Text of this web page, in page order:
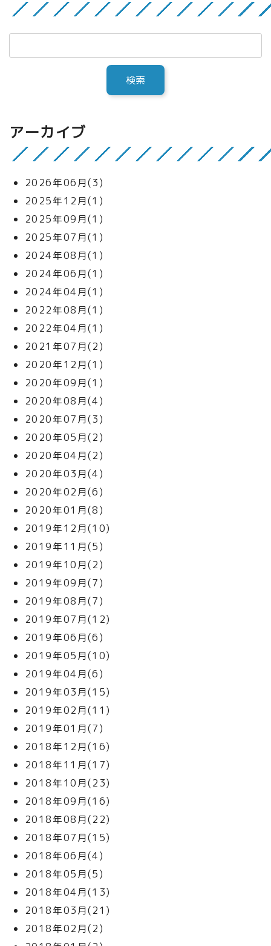
アーカイブ
2026年06月(3)
2025年12月(1)
2025年09月(1)
2025年07月(1)
2024年08月(1)
2024年06月(1)
2024年04月(1)
2022年08月(1)
2022年04月(1)
2021年07月(2)
2020年12月(1)
2020年09月(1)
2020年08月(4)
2020年07月(3)
2020年05月(2)
2020年04月(2)
2020年03月(4)
2020年02月(6)
2020年01月(8)
2019年12月(10)
2019年11月(5)
2019年10月(2)
2019年09月(7)
2019年08月(7)
2019年07月(12)
2019年06月(6)
2019年05月(10)
2019年04月(6)
2019年03月(15)
2019年02月(11)
2019年01月(7)
2018年12月(16)
2018年11月(17)
2018年10月(23)
2018年09月(16)
2018年08月(22)
2018年07月(15)
2018年06月(4)
2018年05月(5)
2018年04月(13)
2018年03月(21)
2018年02月(2)